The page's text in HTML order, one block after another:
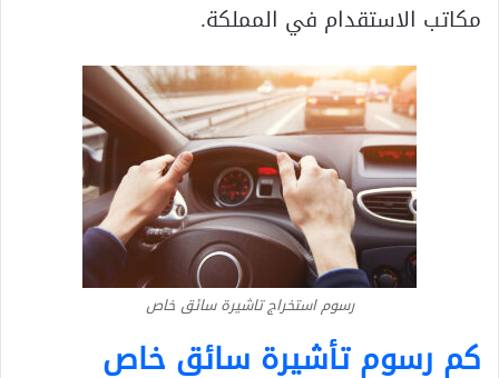
مكاتب الاستقدام في المملكة.
رسوم استخراج تاشيرة سائق خاص
كم رسوم تأشيرة سائق خاص